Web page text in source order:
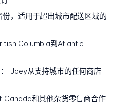
份，适用于超出城市配送区域的
Columbia到Atlantic
Joey从支持城市的任何商店
Canada和其他杂货零售商合作